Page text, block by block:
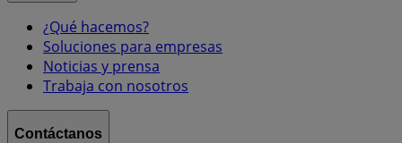
¿Qué hacemos?
Soluciones para empresas
Noticias y prensa
Trabaja con nosotros
Contáctanos